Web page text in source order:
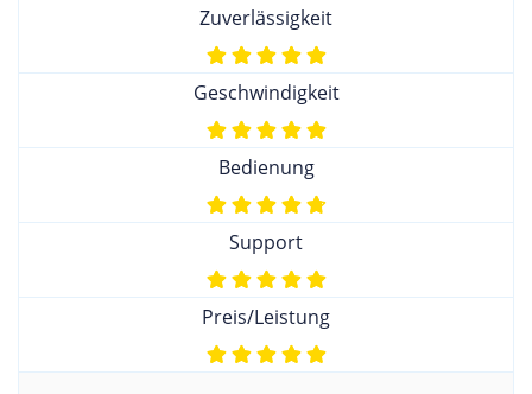
Zuverlässigkeit
Geschwindigkeit
Bedienung
Support
Preis/Leistung